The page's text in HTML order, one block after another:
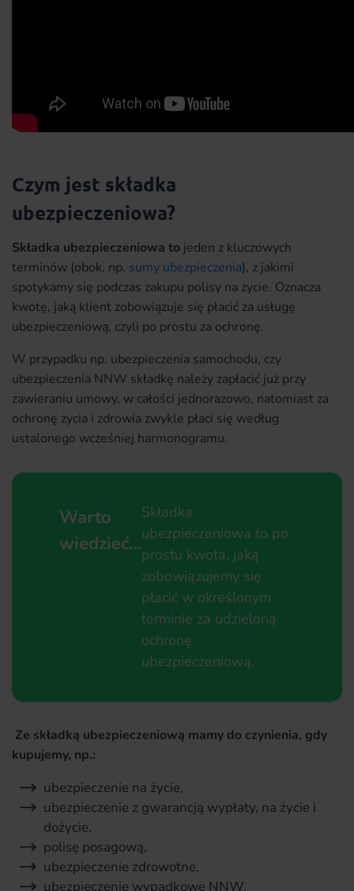
Czym jest składka
ubezpieczeniowa?
Składka ubezpieczeniowa to jeden z kluczowych
terminów (obok, np. sumy ubezpieczenia), z jakimi
spotykamy się podczas zakupu polisy na życie. Oznacza
kwotę, jaką klient zobowiązuje się płacić za usługę
ubezpieczeniową, czyli po prostu za ochronę.
W przypadku np. ubezpieczenia samochodu, czy
ubezpieczenia NNW składkę należy zapłacić już przy
zawieraniu umowy, w całości jednorazowo, natomiast za
ochronę życia i zdrowia zwykle płaci się według
ustalonego wcześniej harmonogramu.
Warto
wiedzieć…
Składka
ubezpieczeniowa to po
prostu kwota, jaką
zobowiązujemy się
płacić w określonym
terminie za udzieloną
ochronę
ubezpieczeniową.
Ze składką ubezpieczeniową mamy do czynienia, gdy
kupujemy, np.:
ubezpieczenie na życie,
ubezpieczenie z gwarancją wypłaty, na życie i
dożycie,
polisę posagową,
ubezpieczenie zdrowotne,
ubezpieczenie wypadkowe NNW,